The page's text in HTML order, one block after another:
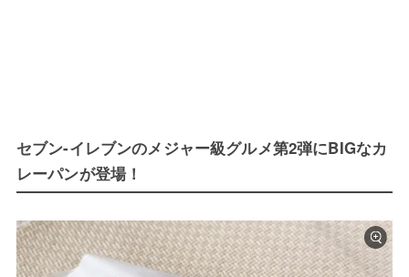
セブン-イレブンのメジャー級グルメ第2弾にBIGなカ
レーパンが登場！